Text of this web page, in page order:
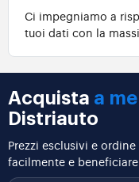
Ci impegniamo a
tuoi dati con la
Acquista a
Distriauto
Prezzi esclusivi e
facilmente e